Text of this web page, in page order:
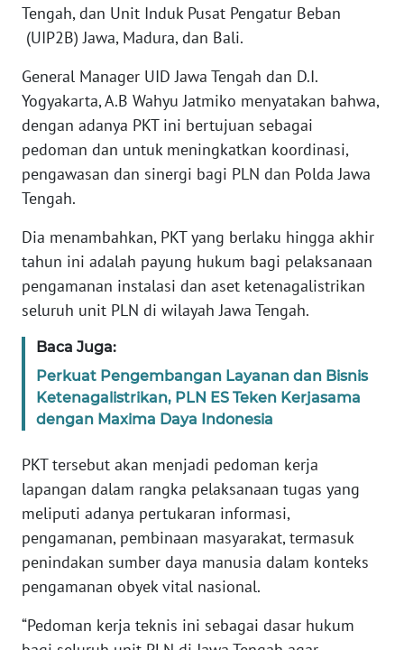
Tengah, dan Unit Induk Pusat Pengatur Beban
(UIP2B) Jawa, Madura, dan Bali.
General Manager UID Jawa Tengah dan D.I.
Yogyakarta, A.B Wahyu Jatmiko menyatakan bahwa,
dengan adanya PKT ini bertujuan sebagai
pedoman dan untuk meningkatkan koordinasi,
pengawasan dan sinergi bagi PLN dan Polda Jawa
Tengah.
Dia menambahkan, PKT yang berlaku hingga akhir
tahun ini adalah payung hukum bagi pelaksanaan
pengamanan instalasi dan aset ketenagalistrikan
seluruh unit PLN di wilayah Jawa Tengah.
Baca Juga:
Perkuat Pengembangan Layanan dan Bisnis
Ketenagalistrikan, PLN ES Teken Kerjasama
dengan Maxima Daya Indonesia
PKT tersebut akan menjadi pedoman kerja
lapangan dalam rangka pelaksanaan tugas yang
meliputi adanya pertukaran informasi,
pengamanan, pembinaan masyarakat, termasuk
penindakan sumber daya manusia dalam konteks
pengamanan obyek vital nasional.
“Pedoman kerja teknis ini sebagai dasar hukum
WN
BANTEN
WN
NTT
WN
KEPRI
PAPUA
WN
PAPUA
WN
RIAU
SERAMBI
WN
JAMBI
SULTRA
WN